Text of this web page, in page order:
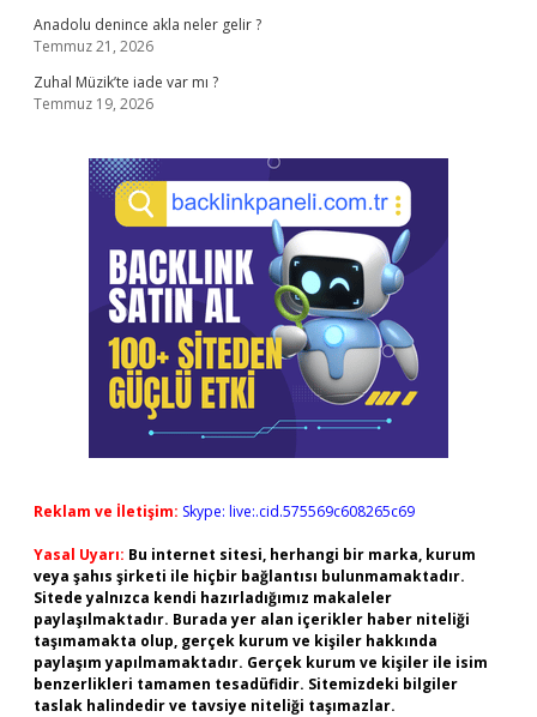
Anadolu denince akla neler gelir ?
Temmuz 21, 2026
Zuhal Müzik’te iade var mı ?
Temmuz 19, 2026
Reklam ve İletişim: Skype: live:.cid.575569c608265c69
Yasal Uyarı: Bu internet sitesi, herhangi bir marka, kurum
veya şahıs şirketi ile hiçbir bağlantısı bulunmamaktadır.
Sitede yalnızca kendi hazırladığımız makaleler
paylaşılmaktadır. Burada yer alan içerikler haber niteliği
taşımamakta olup, gerçek kurum ve kişiler hakkında
paylaşım yapılmamaktadır. Gerçek kurum ve kişiler ile isim
benzerlikleri tamamen tesadüfidir. Sitemizdeki bilgiler
taslak halindedir ve tavsiye niteliği taşımazlar.